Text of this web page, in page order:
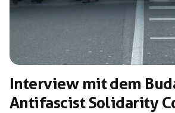
Interview mit dem
Antifascist Solidarity